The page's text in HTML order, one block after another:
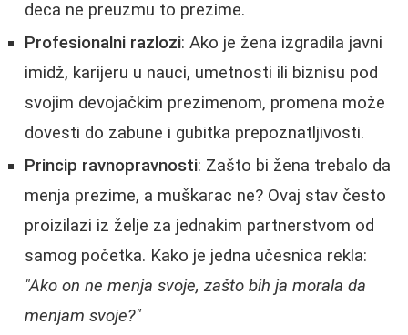
deca ne preuzmu to prezime.
Profesionalni razlozi: Ako je žena izgradila javni
imidž, karijeru u nauci, umetnosti ili biznisu pod
svojim devojačkim prezimenom, promena može
dovesti do zabune i gubitka prepoznatljivosti.
Princip ravnopravnosti: Zašto bi žena trebalo da
menja prezime, a muškarac ne? Ovaj stav često
proizilazi iz želje za jednakim partnerstvom od
samog početka. Kako je jedna učesnica rekla:
"Ako on ne menja svoje, zašto bih ja morala da
menjam svoje?"